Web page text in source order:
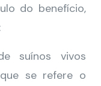
do benefício,
suínos vivos
se refere o